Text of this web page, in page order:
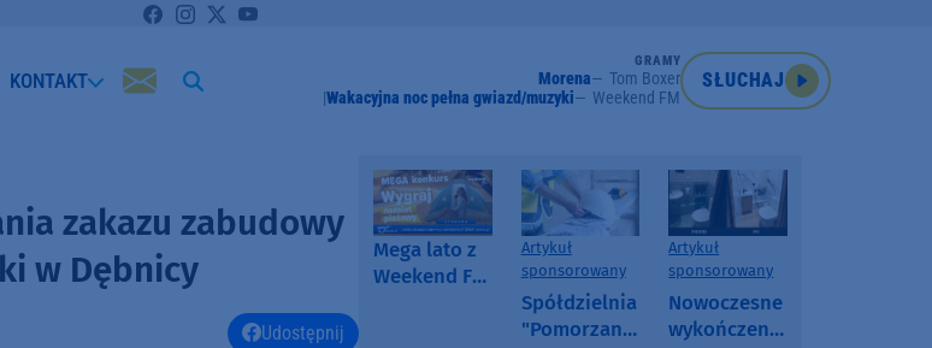
KONTAKT
GRAMY
Morena
Tom Boxer
Wakacyjna noc pełna gwiazd/muzyki
Weekend FM
SŁUCHAJ
zakazu zabudowy
w Dębnicy
Udostępnij
Mega lato z
Weekend FM
Artykuł
sponsorowany
Spółdzielnia
"Pomorzanka"
Artykuł
sponsorowany
Nowoczesne
wykończenia